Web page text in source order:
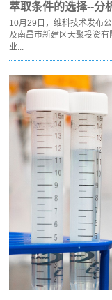
萃取条件的选择--分
10月29日，维科技术发布
及南昌市新建区天聚投资
业...